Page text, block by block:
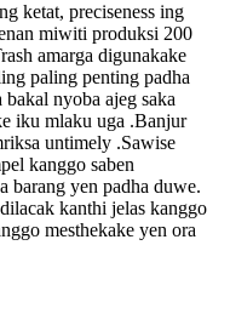
ketat, preciseness ing
miwiti produksi 200
amarga digunakake
paling penting padha
nyoba ajeg saka
iku mlaku uga .Banjur
untimely .Sawise
kanggo saben
barang yen padha duwe.
kanthi jelas kanggo
mesthekake yen ora